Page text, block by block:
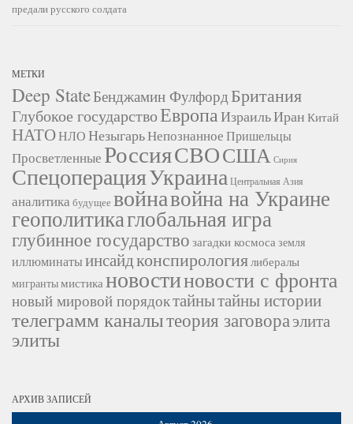
предали русского солдата
МЕТКИ
Deep StateБенджамин Фулфорд Британия
Глубокое государствоЕвропаИзраильИран Китай
НАТОНЛОНезыгарьНепознанноеПришельцы
Просветленные РоссияСВОСША Сирия
СпецоперацияУкраина Центральная Азия
аналитика будущеевойнавойна на Украине
геополитикаглобальная игра
глубинное государство загадки космоса земля
иллюминатыинсайдконспирологиялибералы
мигрантымистика новостиновости с фронта
новый мировой порядоктайнытайны истории
телеграмм каналытеория заговораэлита
элиты
АРХИВ ЗАПИСЕЙ